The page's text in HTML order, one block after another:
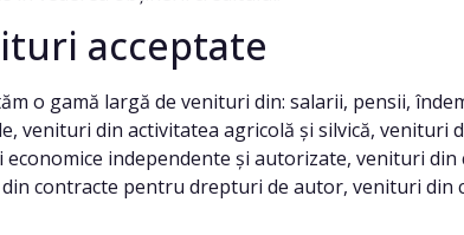
acceptate
o gamă largă de venituri din: salarii, pensii,
venituri din activitatea agricolă și silvică,
economice independente și autorizate, venituri
contracte pentru drepturi de autor, venituri din